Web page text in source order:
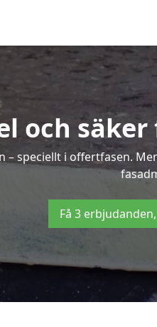
och
– speciellt i offertfasen.
Få 3